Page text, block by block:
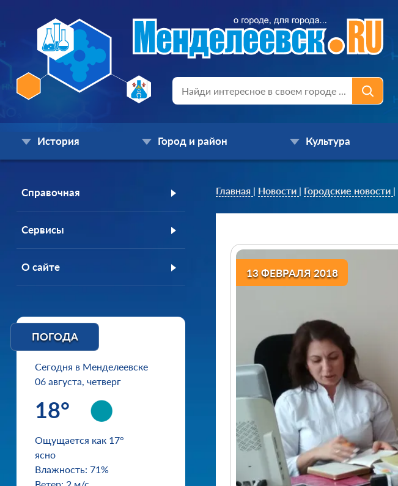
История Город и район Культура
Справочная
Сервисы
О сайте
ПОГОДА
Сегодня в Менделеевске
06 августа, четверг
18°
Ощущается как 17°
ясно
Влажность: 71%
Главная | Новости | Городские новости |
13 ФЕВРАЛЯ 2018